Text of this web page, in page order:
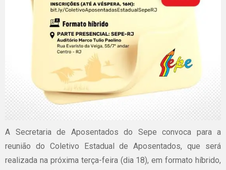
A Secretaria de Aposentados do Sepe convoca para a
reunião do Coletivo Estadual de Aposentados, que será
realizada na próxima terça-feira (dia 18), em formato híbrido,